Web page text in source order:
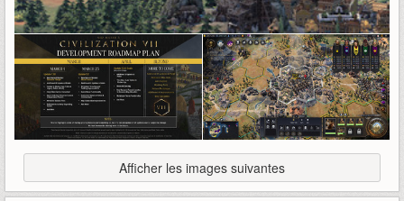
Afficher les images suivantes